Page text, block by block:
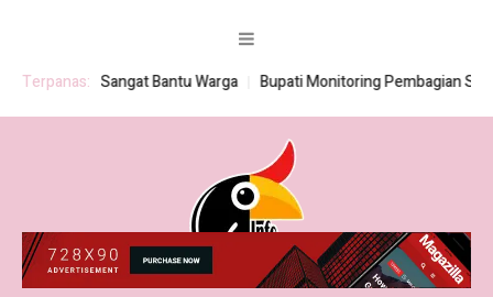
Terpanas:
BSPS Sangat Bantu Warga Bupati Monitoring Pembagian Seragam